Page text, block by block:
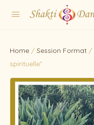
Home / Session Format /
spirituelle”